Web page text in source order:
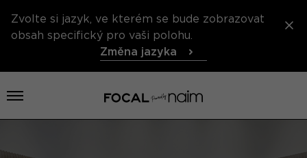
Zvolte si jazyk, ve kterém se bude zobrazovat
obsah specifický pro vaši polohu.
Změna jazyka
Otevřít nabídku